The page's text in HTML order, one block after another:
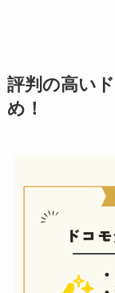
評判の高い
め！